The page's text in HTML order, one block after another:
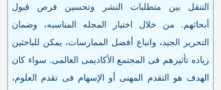
التنقل بین متطلبات النشر وتحسین فرص قبول
أبحاثهم. من خلال اختیار المجله المناسبه، وضمان
التحریر الجید، واتباع أفضل الممارسات، یمکن للباحثین
زیاده تأثیرهم فی المجتمع الأکادیمی العالمی. سواء کان
الهدف هو التقدم المهنی أو الإسهام فی تقدم العلوم،